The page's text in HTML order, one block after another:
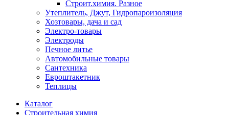
Строит.химия. Разное
Утеплитель, Джут, Гидропароизоляция
Хозтовары, дача и сад
Электро-товары
Электроды
Печное литье
Автомобильные товары
Сантехника
Евроштакетник
Теплицы
Каталог
Строительная химия